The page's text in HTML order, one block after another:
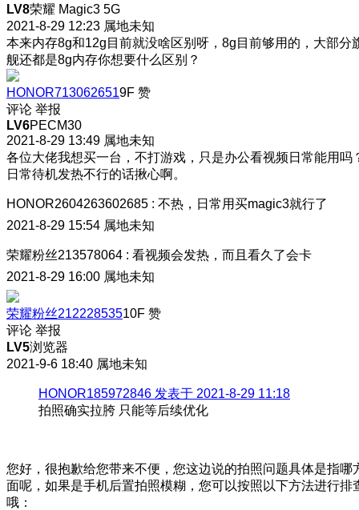
LV8荣耀 Magic3 5G
2021-8-29 12:23 属地未知
本来内存8g和12g目前就没啥区别呀，8g目前够用的，大部分
舰还都是8g内存你想要什么区别？
HONOR7130626519F 赞
评论 举报
LV6PECM30
2021-8-29 13:49 属地未知
各位大佬我想买一台，不打游戏，只是办公看视频日常能用吗
日常待机发热不行的话揪心啊。
HONOR2604263602685 : 不热，日常用买magic3就行了
2021-8-29 15:54 属地未知
荣耀粉丝213578064 : 看视频会发热，而且看久了会卡
2021-8-29 16:00 属地未知
荣耀粉丝21222853510F 赞
评论 举报
LV5浏览器
2021-9-6 18:40 属地未知
HONOR185972846 发表于 2021-8-29 11:18
拍照确实拉胯 只能等后续优化
您好，很抱歉给您带来不便，您这边说的拍照问题具体是指哪
面呢，如果是手机后置拍照模糊，您可以按照以下方法进行排
哦：